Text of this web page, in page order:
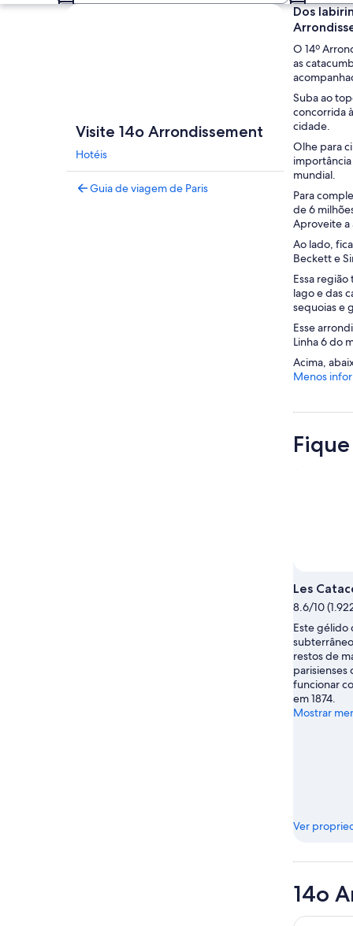
Uma estátua de
Explorar mapa
Visite 14o Arrondissement
Hotéis
Guia de viagem de Paris
Dos
O 14º
as
Suba ao
concorrida
cidade.
Olhe para
mundial.
Para
de 6
Aproveite a
Ao lado,
Beckett e
Essa
lago e das
sequoias e
Esse
Linha 6 do
Acima,
Menos
Les
8.6/10
Este gélido
restos de
parisienses
funcionar
em 1874.
Mostrar
Ver
14o